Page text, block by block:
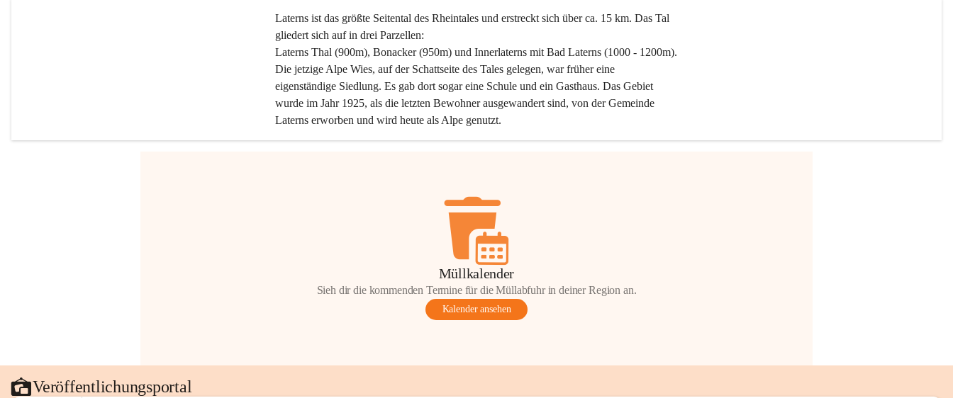
Laterns ist das größte Seitental des Rheintales und erstreckt sich über ca. 15 km. Das Tal
gliedert sich auf in drei Parzellen:
Laterns Thal (900m), Bonacker (950m) und Innerlaterns mit Bad Laterns (1000 - 1200m).
Die jetzige Alpe Wies, auf der Schattseite des Tales gelegen, war früher eine
eigenständige Siedlung. Es gab dort sogar eine Schule und ein Gasthaus. Das Gebiet
wurde im Jahr 1925, als die letzten Bewohner ausgewandert sind, von der Gemeinde
Laterns erworben und wird heute als Alpe genutzt.
Müllkalender
Sieh dir die kommenden Termine für die Müllabfuhr in deiner Region an.
Kalender ansehen
Veröffentlichungsportal